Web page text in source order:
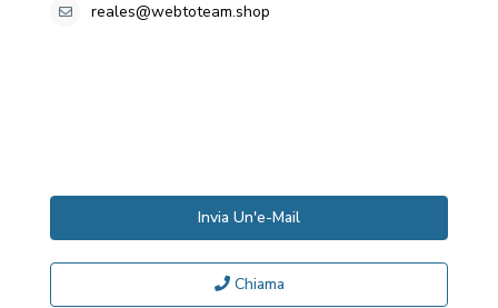
reales@webtoteam.shop
Invia Un'e-Mail
Chiama